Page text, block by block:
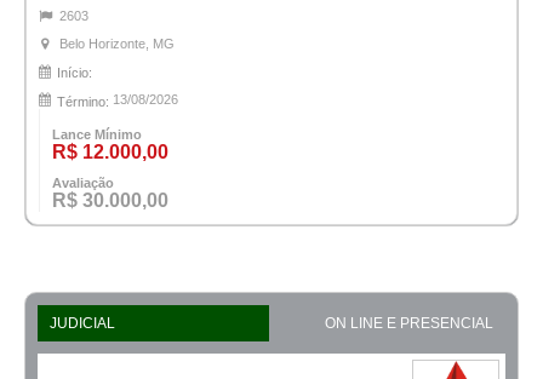
2603
Belo Horizonte, MG
Início:
Término: 13/08/2026
Lance Mínimo
R$ 12.000,00
Avaliação
R$ 30.000,00
JUDICIAL ON LINE E PRESENCIAL